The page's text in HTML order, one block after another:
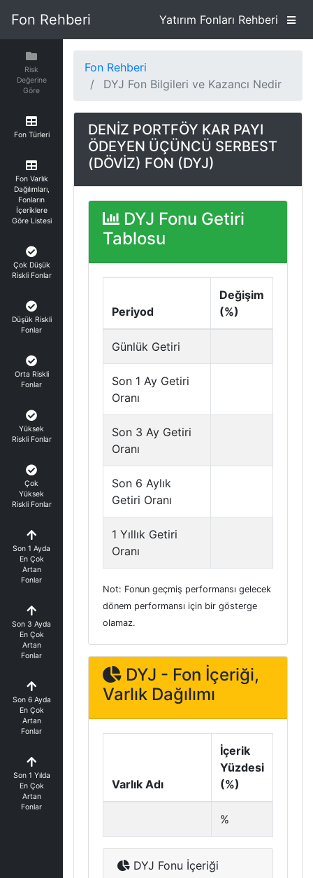
Fon Rehberi Yatırım Fonları Rehberi
Risk
Değerine
Göre
Fon Türleri
Fon Varlık
Dağılımları,
Fonların
İçeriklere
Göre Listesi
Çok Düşük
Riskli Fonlar
Düşük Riskli
Fonlar
Orta Riskli
Fonlar
Yüksek
Riskli Fonlar
Çok
Yüksek
Riskli Fonlar
Son 1 Ayda
En Çok
Artan
Fonlar
Son 3 Ayda
En Çok
Artan
Fonlar
Son 6 Ayda
En Çok
Artan
Fonlar
Son 1 Yılda
En Çok
Artan
Fonlar
Fon Rehberi
DYJ Fon Bilgileri ve Kazancı Nedir
DENİZ PORTFÖY KAR PAYI
ÖDEYEN ÜÇÜNCÜ SERBEST
(DÖVİZ) FON (DYJ)
DYJ Fonu Getiri
Tablosu
Periyod
Değişim
(%)
Günlük Getiri
Son 1 Ay Getiri
Oranı
Son 3 Ay Getiri
Oranı
Son 6 Aylık
Getiri Oranı
1 Yıllık Getiri
Oranı
Not: Fonun geçmiş performansı gelecek
dönem performansı için bir gösterge
olamaz.
DYJ - Fon İçeriği,
Varlık Dağılımı
Varlık Adı
İçerik
Yüzdesi
(%)
%
DYJ Fonu İçeriği